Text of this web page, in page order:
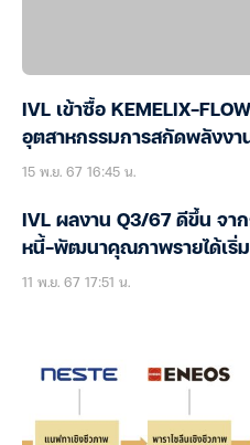
IVL เข้าซื้อ KEMELIX-
อุตสาหกรรมการสกัดพลังงาน
15 พ.ย. 67 16:45 น.
IVL ผลงาน Q3/67 ดีขึ้น จา
หนี้-พัฒนาคุณภาพรายได้เริ่
11 พ.ย. 67 17:51 น.